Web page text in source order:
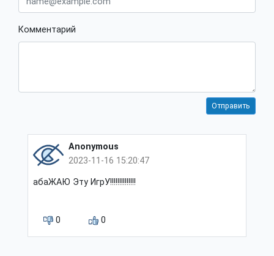
Комментарий
Anonymous
2023-11-16 15:20:47
абаЖАЮ Эту ИгрУ!!!!!!!!!!!!!!
0 0